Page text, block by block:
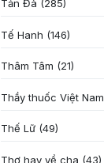
Tản Đà (285)
Tế Hanh (146)
Thâm Tâm (21)
Thầy thuốc Việt Nam
Thế Lữ (49)
Thơ hay về cha (43)